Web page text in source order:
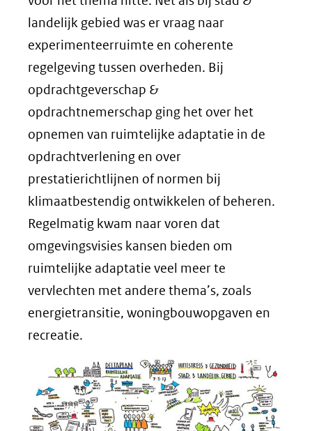
landelijk gebied was er vraag naar
experimenteerruimte en coherente
regelgeving tussen overheden. Bij
opdrachtgeverschap &
opdrachtnemerschap ging het over het
opnemen van ruimtelijke adaptatie in de
opdrachtverlening en over
prestatierichtlijnen of normen bij
klimaatbestendig ontwikkelen of beheren.
Regelmatig kwam naar voren dat
omgevingsvisies kansen bieden om
ruimtelijke adaptatie veel meer te
vervlechten met andere thema’s, zoals
energietransitie, woningbouwopgaven en
recreatie.